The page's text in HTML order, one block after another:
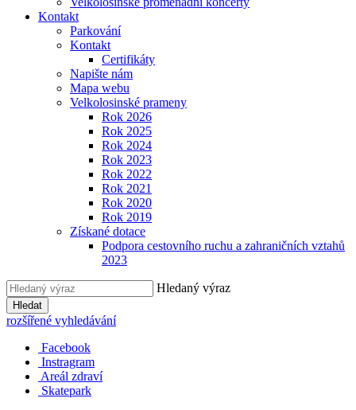
Kontakt
Parkování
Kontakt
Certifikáty
Napište nám
Mapa webu
Velkolosinské prameny
Rok 2026
Rok 2025
Rok 2024
Rok 2023
Rok 2022
Rok 2021
Rok 2020
Rok 2019
Získané dotace
Podpora cestovního ruchu a zahraničních vztahů
2023
Hledaný výraz
Hledat
rozšířené vyhledávání
Facebook
Instragram
Areál zdraví
Skatepark